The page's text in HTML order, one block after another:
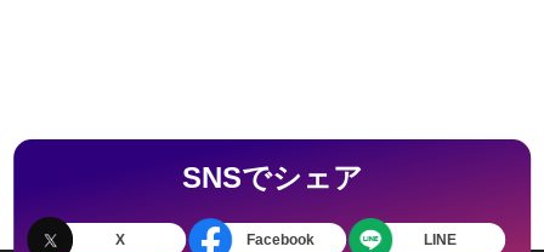
SNSでシェア
X Facebook LINE